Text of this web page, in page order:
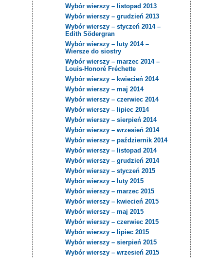
Wybór wierszy – listopad 2013
Wybór wierszy – grudzień 2013
Wybór wierszy – styczeń 2014 –
Edith Södergran
Wybór wierszy – luty 2014 –
Wiersze do siostry
Wybór wierszy – marzec 2014 –
Louis-Honoré Fréchette
Wybór wierszy – kwiecień 2014
Wybór wierszy – maj 2014
Wybór wierszy – czerwiec 2014
Wybór wierszy – lipiec 2014
Wybór wierszy – sierpień 2014
Wybór wierszy – wrzesień 2014
Wybór wierszy – październik 2014
Wybór wierszy – listopad 2014
Wybór wierszy – grudzień 2014
Wybór wierszy – styczeń 2015
Wybór wierszy – luty 2015
Wybór wierszy – marzec 2015
Wybór wierszy – kwiecień 2015
Wybór wierszy – maj 2015
Wybór wierszy – czerwiec 2015
Wybór wierszy – lipiec 2015
Wybór wierszy – sierpień 2015
Wybór wierszy – wrzesień 2015